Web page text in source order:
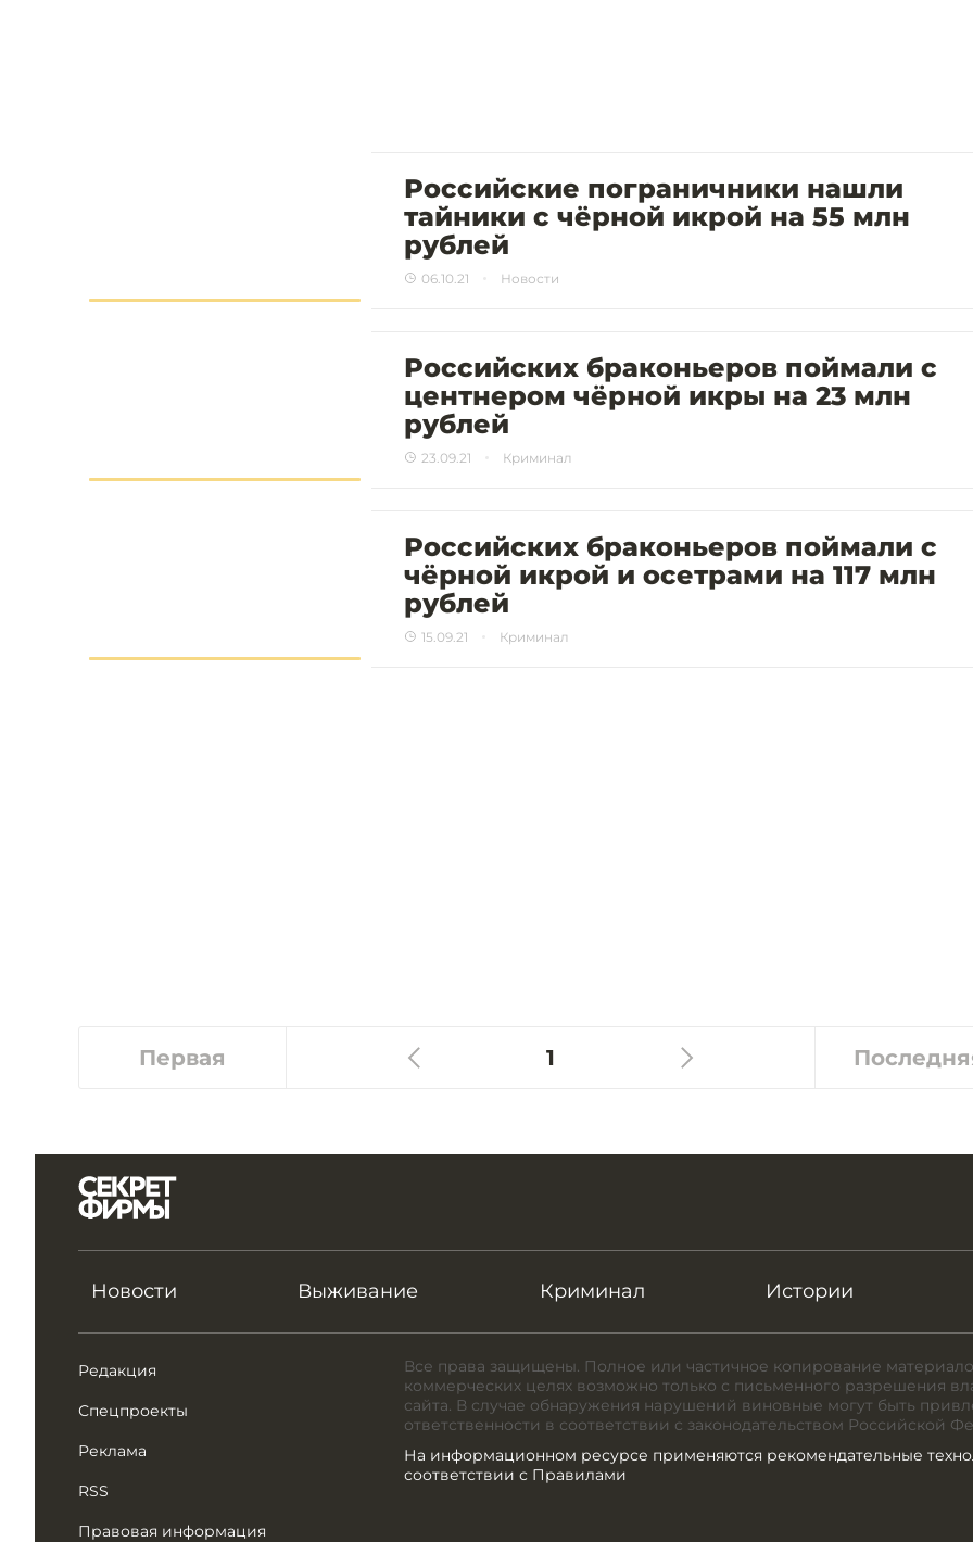
Российские пограничники нашли
тайники с чёрной икрой на 55 млн
рублей
06.10.21 Новости
Российских браконьеров поймали с
центнером чёрной икры на 23 млн
рублей
23.09.21 Криминал
Российских браконьеров поймали с
чёрной икрой и осетрами на 117 млн
рублей
15.09.21 Криминал
Первая 1
Новости Выживание Криминал Истории
Редакция
Спецпроекты
Реклама
RSS
Правовая информация
Все права защищены. Полное или частичное копирование
коммерческих целях возможно только с письменного разрешения
сайта. В случае обнаружения нарушений виновные могут быть
ответственности в соответствии с законодательством Российской
На информационном ресурсе применяются рекомендательные
соответствии с Правилами